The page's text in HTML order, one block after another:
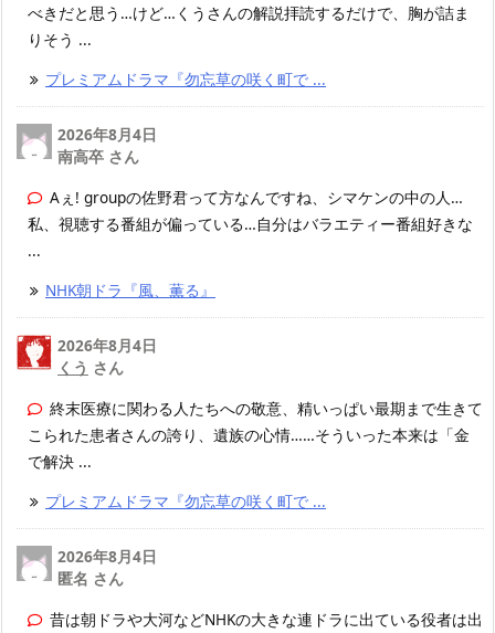
べきだと思う…けど…くうさんの解説拝読するだけで、胸が詰ま
りそう ...
プレミアムドラマ『勿忘草の咲く町で ...
2026年8月4日
南高卒 さん
Aぇ! groupの佐野君って方なんですね、シマケンの中の人…
私、視聴する番組が偏っている…自分はバラエティー番組好きな
...
NHK朝ドラ『風、薫る』
2026年8月4日
くう さん
終末医療に関わる人たちへの敬意、精いっぱい最期まで生きて
こられた患者さんの誇り、遺族の心情……そういった本来は「金
で解決 ...
プレミアムドラマ『勿忘草の咲く町で ...
2026年8月4日
匿名 さん
昔は朝ドラや大河などNHKの大きな連ドラに出ている役者は出